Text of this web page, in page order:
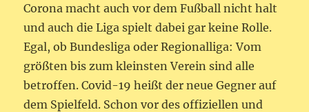
Corona macht auch vor dem Fußball nicht halt
und auch die Liga spielt dabei gar keine Rolle.
Egal, ob Bundesliga oder Regionalliga: Vom
größten bis zum kleinsten Verein sind alle
betroffen. Covid-19 heißt der neue Gegner auf
dem Spielfeld. Schon vor des offiziellen und